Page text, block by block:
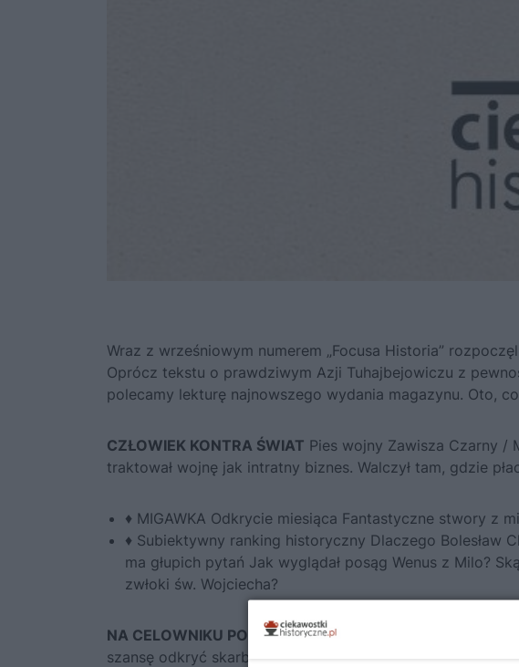
Wraz z wrześniowym numerem „Focusa Historia”
Oprócz tekstu o prawdziwym Azji Tuhajbejowiczu z
polecamy lekturę najnowszego wydania magazynu. Oto,
CZŁOWIEK KONTRA ŚWIAT Pies wojny Zawisza Czarny /
traktował wojnę jak intratny biznes. Walczył tam, gdzie
♦ MIGAWKA Odkrycie miesiąca Fantastyczne stwory z
♦ Subiektywny ranking historyczny Dlaczego Bolesław
ma głupich pytań Jak wyglądał posąg Wenus z Milo?
zwłoki św. Wojciecha?
NA CELOWNIKU POLACY NA TROPIE SKARBÓW
szansę odkryć skarby, które sprawią, że świat oniemieje z